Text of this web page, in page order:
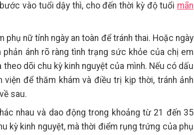
vào tuổi dậy thì, cho đến thời kỳ độ tuổi mãn
phụ nữ tính ngày an toàn để tránh thai. Hoặc ngày
ánh rõ ràng tình trạng sức khỏe của chị em
dõi chu kỳ kinh nguyệt của mình. Nếu có dấu
viện để thăm khám và điều trị kịp thời, tránh ảnh
sau.
nhau và dao động trong khoảng từ 21 đến 35
kỳ kinh nguyệt, mà thời điểm rụng trứng của phụ